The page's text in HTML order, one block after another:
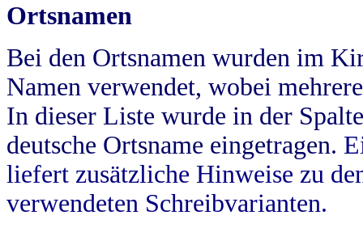
Ortsnamen
Bei den Ortsnamen wurden im
Namen verwendet, wobei
In dieser Liste wurde in der
deutsche Ortsname eingetragen.
liefert zusätzliche Hinweise zu
verwendeten Schreibvarianten.